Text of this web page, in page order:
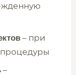
– при
–